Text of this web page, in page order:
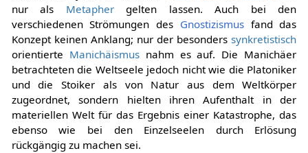
nur als Metaphergelten lassen. Auch bei den
verschiedenen Strömungen des Gnostizismusfand das
Konzept keinen Anklang; nur der besonderssynkretistisch
orientierte Manichäismusnahm es auf. Die Manichäer
betrachteten die Weltseele jedoch nicht wie die Platoniker
und die Stoiker als von Natur aus dem Weltkörper
zugeordnet, sondern hielten ihren Aufenthalt in der
materiellen Welt für das Ergebnis einer Katastrophe, das
ebenso wie bei den Einzelseelen durch Erlösung
rückgängig zu machen sei.